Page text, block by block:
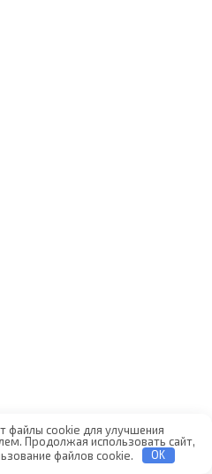
файлы cookie для улучшения
Продолжая использовать сайт,
файлов cookie.
OK